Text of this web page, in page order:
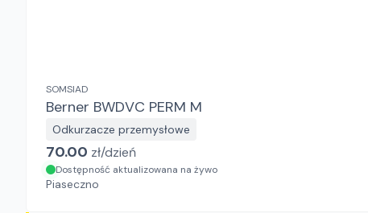
SOMSIAD
Berner BWDVC PERM M
Odkurzacze przemysłowe
70.00 zł/dzień
Dostępność aktualizowana na żywo
Piaseczno